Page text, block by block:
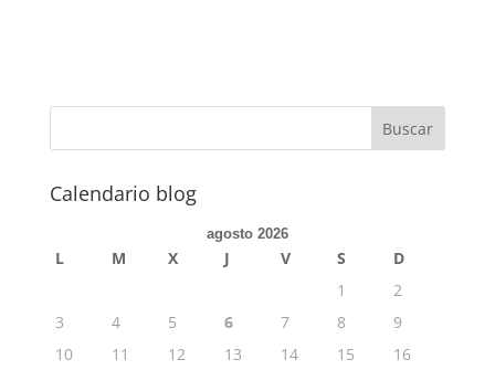
Calendario blog
agosto 2026
L M X J V S
D
1
2
3
4 5 6 7 8
9
10
11 12 13 14 15
16